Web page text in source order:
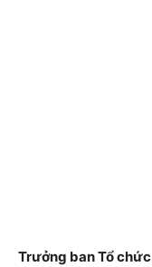
Trưởng ban Tổ chức